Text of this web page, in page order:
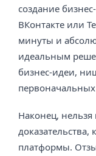
создание
ВКонтакте или
минуты и
идеальным
бизнес-идеи,
Наконец,
доказательства,
платформы.